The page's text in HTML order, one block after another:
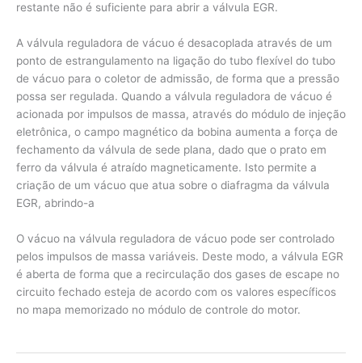
restante não é suficiente para abrir a válvula EGR.
A válvula reguladora de vácuo é desacoplada através de um
ponto de estrangulamento na ligação do tubo flexível do tubo
de vácuo para o coletor de admissão, de forma que a pressão
possa ser regulada. Quando a válvula reguladora de vácuo é
acionada por impulsos de massa, através do módulo de injeção
eletrônica, o campo magnético da bobina aumenta a força de
fechamento da válvula de sede plana, dado que o prato em
ferro da válvula é atraído magneticamente. Isto permite a
criação de um vácuo que atua sobre o diafragma da válvula
EGR, abrindo-a
O vácuo na válvula reguladora de vácuo pode ser controlado
pelos impulsos de massa variáveis. Deste modo, a válvula EGR
é aberta de forma que a recirculação dos gases de escape no
circuito fechado esteja de acordo com os valores específicos
no mapa memorizado no módulo de controle do motor.